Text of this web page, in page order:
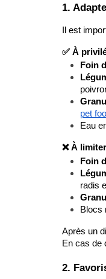
1.
Il est
✅ À
Foin
pet
Eau
❌ À
Foin
radis
Blocs
Après un
En cas de
2.